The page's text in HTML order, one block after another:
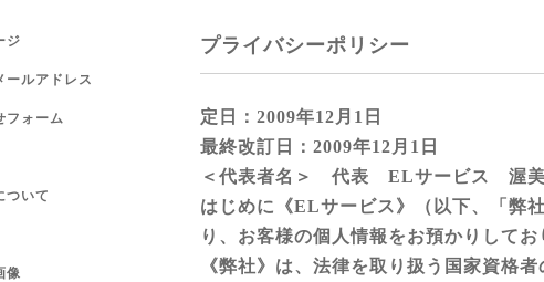
プライバシーポリシー
定日：2009年12月1日
最終改訂日：2009年12月1日
＜代表者名＞ 代表 ELサービス 渥
はじめに《ELサービス》（以下、「弊
り、お客様の個人情報をお預かりしてお
《弊社》は、法律を取り扱う国家資格
ジ
ールアドレス
フォーム
ついて
像